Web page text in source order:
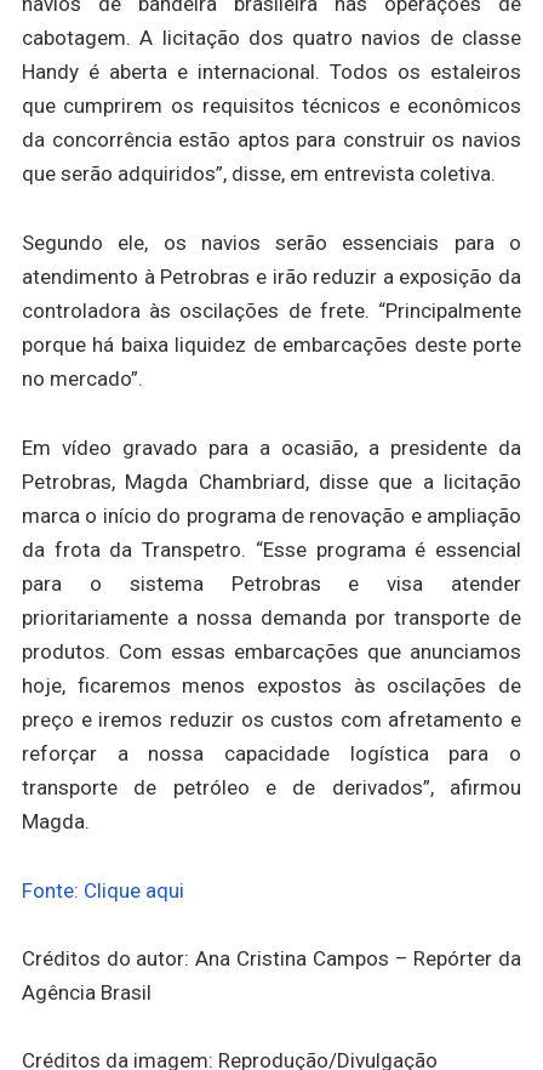
cabotagem. A licitação dos quatro navios de classe
Handy é aberta e internacional. Todos os estaleiros
que cumprirem os requisitos técnicos e econômicos
da concorrência estão aptos para construir os navios
que serão adquiridos”, disse, em entrevista coletiva.
Segundo ele, os navios serão essenciais para o
atendimento à Petrobras e irão reduzir a exposição da
controladora às oscilações de frete. “Principalmente
porque há baixa liquidez de embarcações deste porte
no mercado”.
Em vídeo gravado para a ocasião, a presidente da
Petrobras, Magda Chambriard, disse que a licitação
marca o início do programa de renovação e ampliação
da frota da Transpetro. “Esse programa é essencial
para o sistema Petrobras e visa atender
prioritariamente a nossa demanda por transporte de
produtos. Com essas embarcações que anunciamos
hoje, ficaremos menos expostos às oscilações de
preço e iremos reduzir os custos com afretamento e
reforçar a nossa capacidade logística para o
transporte de petróleo e de derivados”, afirmou
Magda.
Fonte: Clique aqui
Créditos do autor: Ana Cristina Campos – Repórter da
Agência Brasil
Créditos da imagem: Reprodução/Divulgação